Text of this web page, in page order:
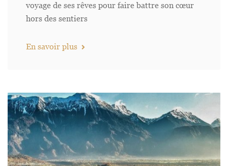
voyage de ses rêves pour faire battre son cœur
hors des sentiers
En savoir plus